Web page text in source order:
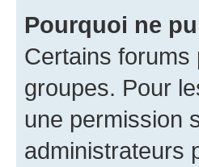
Pourquoi ne
Certains
groupes. Pour
une permission
administrateurs